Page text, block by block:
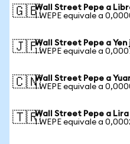
🇬🇧Wall Street Pepe a
1 WEPE equivale a
🇯🇵Wall Street Pepe a Yen
1 WEPE equivale a
🇨🇳Wall Street Pepe a
1 WEPE equivale a
🇹🇷Wall Street Pepe a
1 WEPE equivale a